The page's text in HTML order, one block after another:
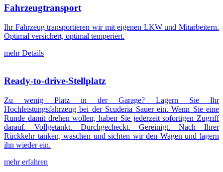
Fahrzeugtransport
Ihr Fahrzeug transportieren wir mit eigenen LKW und Mitarbeitern.
Optimal versichert, optimal temperiert.
mehr Details
Ready-to-drive-Stellplatz
Zu wenig Platz in der Garage? Lagern Sie Ihr
Hochleistungsfahrzeug bei der Scuderia Sauer ein. Wenn Sie eine
Runde damit drehen wollen, haben Sie jederzeit sofortigen Zugriff
darauf. Vollgetankt. Durchgecheckt. Gereinigt. Nach Ihrer
Rückkehr tanken, waschen und sichten wir den Wagen und lagern
ihn wieder ein.
mehr erfahren